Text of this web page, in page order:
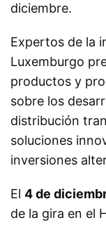
diciembre.
Expertos de la
Luxemburgo
productos y
sobre los
distribución
soluciones
inversiones
El 4 de
de la gira en el